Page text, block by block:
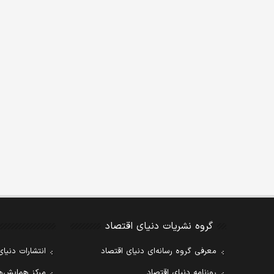
گروه نشریات دنیای اقتصاد
معرفی گروه رسانه‌ای دنیای اقتصاد
انتشارات